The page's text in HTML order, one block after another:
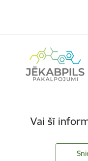
Vai šī